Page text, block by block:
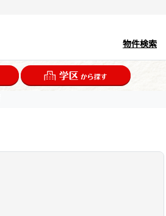
物件検索